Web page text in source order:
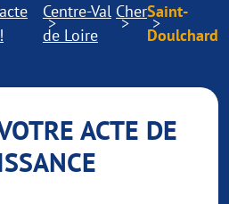
Centre-Val
de Loire
CherSaint-
Doulchard
ACTE DE